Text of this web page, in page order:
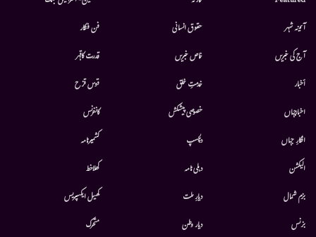
آئینہ شہر
آج کی خبریں
أخبار
اخبارجہاں
افکارِ جہاں
الیکشن
بزم شمال
بزنس
حقوق انسانی
خاص خبریں
خدمتِ خلق
خصوصی پیشکش
دلچسپ
دہلی نامہ
دیارِ ملت
دیار وطن
فن فنکار
قدرت کاقہر
قوس قزح
کانفرنس
کشمیرنامہ
کھلاخط
کھیل ایکسپریس
متحرك